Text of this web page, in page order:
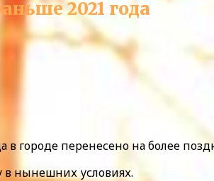
2021 года
в городе перенесено на более
в нынешних условиях.